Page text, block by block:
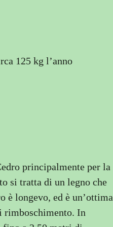
125 kg l’anno
principalmente per la
si tratta di un legno che
è longevo, ed è un’ottima
rimboschimento. In